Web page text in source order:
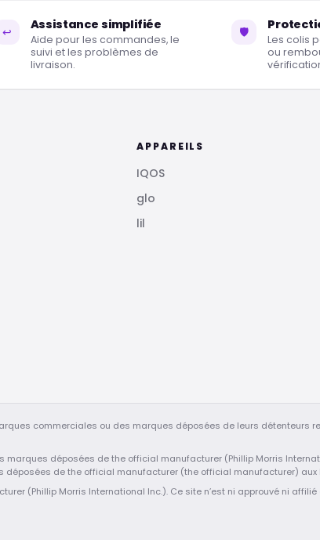
↩ Assistance simplifiée
Aide pour les commandes, le
suivi et les problèmes de
livraison.
🛡
Les colis
ou
APPAREILS
IQOS
glo
lil
commerciales ou des marques déposées de leurs détenteurs
des marques déposées de the official manufacturer (Phillip Morris
déposées de the official manufacturer (the official manufacturer)
(Phillip Morris International Inc.). Ce site n’est ni approuvé ni